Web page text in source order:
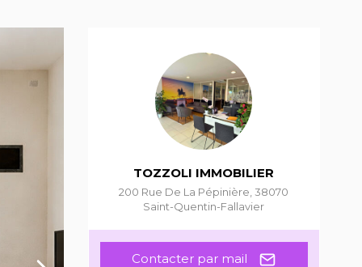
TOZZOLI IMMOBILIER
200 Rue De La Pépinière ,38070
Saint-Quentin-Fallavier
Contacter par mail